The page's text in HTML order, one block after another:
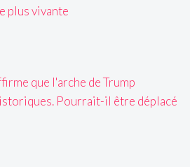
plus vivante
que l'arche de Trump
Pourrait-il être déplacé